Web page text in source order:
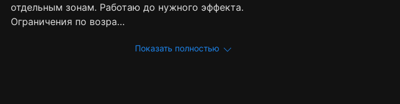
отдельным зонам. Работаю до нужного эффекта.
Ограничения по возра…
Показать полностью